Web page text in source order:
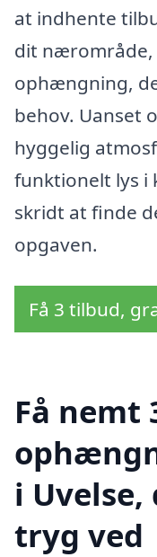
at indhente
dit nærområde,
ophængning,
behov. Uanset
hyggelig
funktionelt lys i
skridt at finde
opgaven.
Få 3 tilbud,
Få nemt
i
tryg ved